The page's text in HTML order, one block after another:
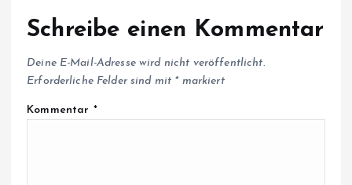
Schreibe einen Kommentar
Deine E-Mail-Adresse wird nicht veröffentlicht.
Erforderliche Felder sind mit *markiert
Kommentar *